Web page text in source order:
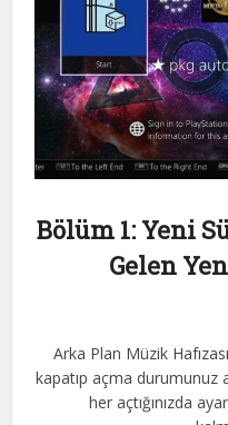
Bölüm 1: Yeni
Gelen
Arka Plan Müzik
kapatıp açma durumunuz
her açtığınızda